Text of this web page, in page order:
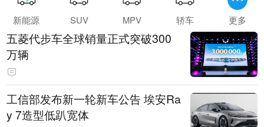
新能源 SUV MPV 轿车 更多
五菱代步车全球销量正式突破300
万辆
工信部发布新一轮新车公告 埃安Ra
y 7造型低趴宽体